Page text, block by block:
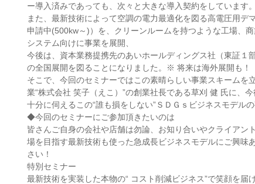
ー導入済みであっても、次々と大きな導入契約をしています
また、最新技術によって空調の電力最適化を図る高電圧用デ
申請中(500kw～)）を、クリーンルームを持つような工場、
システム向けに事業を展開、
今後は、資本業務提携先のあいホールディングス社（東証１
の全国展開を図ることになりました。※ 将来は海外展開も！
そこで、今回のセミナーではこの素晴らしい事業スキームを
業“株式会社 笑子（えこ）”の創業社長である草刈 健 氏に、
十分に伺えるこの“誰も損をしない”ＳＤＧｓビジネスモデル
◆今回のセミナーにご参加頂きたいのは
皆さんご自身の会社や店舗は勿論、お知り合いやクライアン
場を目指す最新技術も使った急成長ビジネスモデルにご興味
さい！
特別セミナー
最新技術を実装した本物の“ コスト削減ビジネス”で笑顔を届